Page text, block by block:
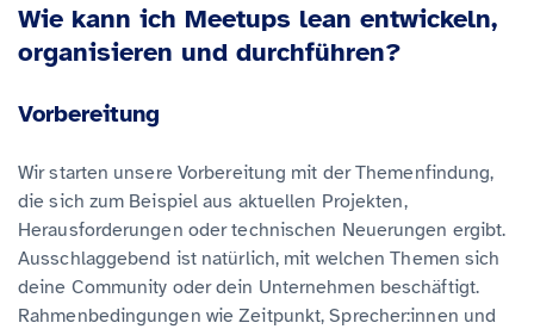
Wie kann ich Meetups lean entwickeln,
organisieren und durchführen?
Vorbereitung
Wir starten unsere Vorbereitung mit der Themenfindung,
die sich zum Beispiel aus aktuellen Projekten,
Herausforderungen oder technischen Neuerungen ergibt.
Ausschlaggebend ist natürlich, mit welchen Themen sich
deine Community oder dein Unternehmen beschäftigt.
Rahmenbedingungen wie Zeitpunkt, Sprecher:innen und